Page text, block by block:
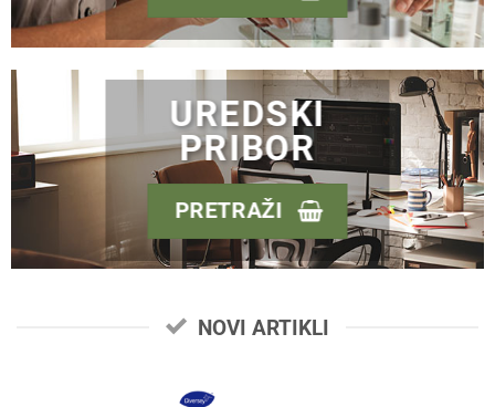
UREDSKI
PRIBOR
PRETRAŽI
NOVI ARTIKLI